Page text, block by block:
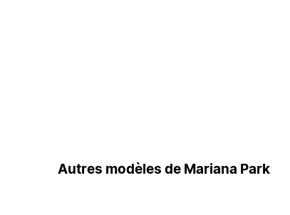
Autres modèles de Mariana Park